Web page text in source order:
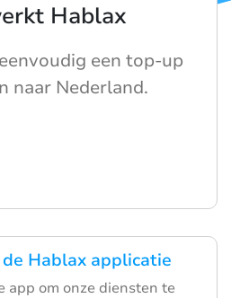
Hablax applicatie
app om onze diensten te
Hablax
een top-up
naar Nederland.